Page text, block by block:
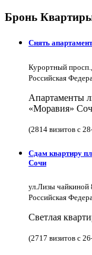
Бронь
Снять
Курортный
Российская
Апартаменты
«Моравия»
(2814 визитов с
Сдам квартиру
Сочи
ул.Лизы чайкиной
Российская
Светлая
(2717 визитов с